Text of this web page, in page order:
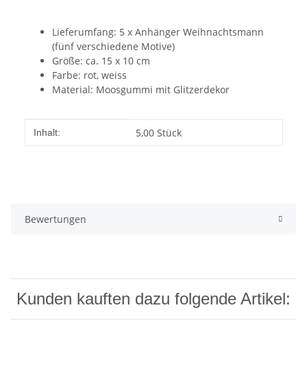
Lieferumfang: 5 x Anhänger Weihnachtsmann
(fünf verschiedene Motive)
Größe: ca. 15 x 10 cm
Farbe: rot, weiss
Material: Moosgummi mit Glitzerdekor
Produkteigenschaft
Wert
Inhalt: 5,00 Stück
Bewertungen
Kunden kauften dazu folgende Artikel: